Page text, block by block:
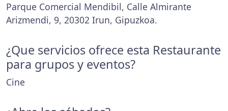
Parque Comercial Mendibil, Calle Almirante
Arizmendi, 9, 20302 Irun, Gipuzkoa.
¿Que servicios ofrece esta Restaurante
para grupos y eventos?
Cine